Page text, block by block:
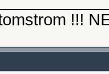
!!!